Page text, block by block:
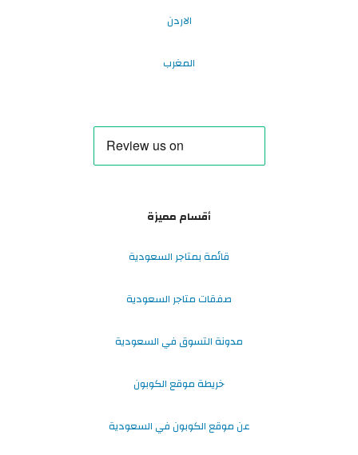
الاردن
المغرب
أقسام مميزة
قائمة بمتاجر السعودية
صفقات متاجر السعودية
مدونة التسوق في السعودية
خريطة موقع الكوبون
عن موقع الكوبون في السعودية